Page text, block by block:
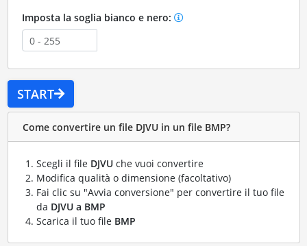
Imposta la soglia bianco e nero:
START
Come convertire un file DJVU in un file BMP?
Scegli il file DJVUche vuoi convertire
Modifica qualità o dimensione (facoltativo)
Fai clic su "Avvia conversione" per convertire il tuo file
da DJVU a BMP
Scarica il tuo file BMP